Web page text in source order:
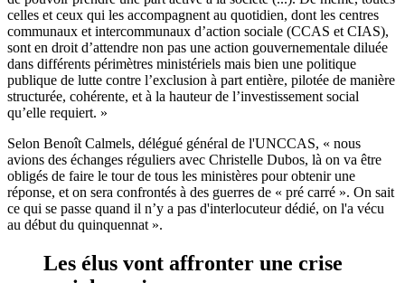
celles et ceux qui les accompagnent au quotidien, dont les centres
communaux et intercommunaux d’action sociale (CCAS et CIAS),
sont en droit d’attendre non pas une action gouvernementale diluée
dans différents périmètres ministériels mais bien une politique
publique de lutte contre l’exclusion à part entière, pilotée de manière
structurée, cohérente, et à la hauteur de l’investissement social
qu’elle requiert. »
Selon Benoît Calmels, délégué général de l'UNCCAS, « nous
avions des échanges réguliers avec Christelle Dubos, là on va être
obligés de faire le tour de tous les ministères pour obtenir une
réponse, et on sera confrontés à des guerres de « pré carré ». On sait
ce qui se passe quand il n’y a pas d'interlocuteur dédié, on l'a vécu
au début du quinquennat ».
Les élus vont affronter une crise